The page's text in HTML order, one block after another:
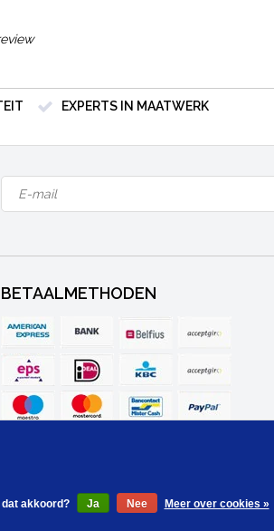
EXPERTS IN MAATWERK
BETAALMETHODEN
akkoord? Ja Nee Meer over cookies »